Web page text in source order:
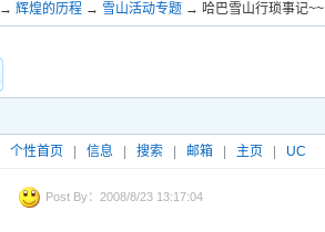
→辉煌的历程 → 雪山活动专题 → 哈巴雪山行琐事记~~
个性首页 信息 搜索 邮箱 主页 UC
Post By：2008/8/23 13:17:04